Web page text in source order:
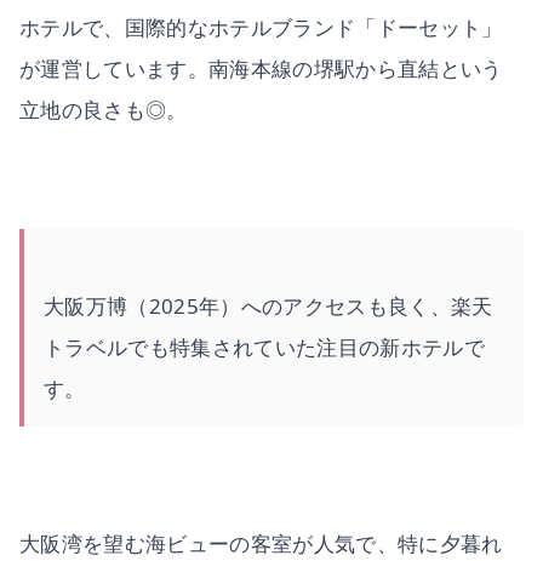
ホテルで、国際的なホテルブランド「ドーセット」
が運営しています。南海本線の堺駅から直結という
立地の良さも◎。
大阪万博（2025年）へのアクセスも良く、楽天
トラベルでも特集されていた注目の新ホテルで
す。
大阪湾を望む海ビューの客室が人気で、特に夕暮れ